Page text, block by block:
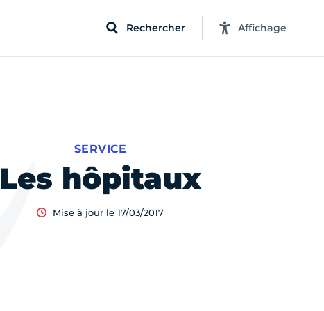
Rechercher Affichage
Les hôpitaux
SERVICE
Mise à jour le 17/03/2017